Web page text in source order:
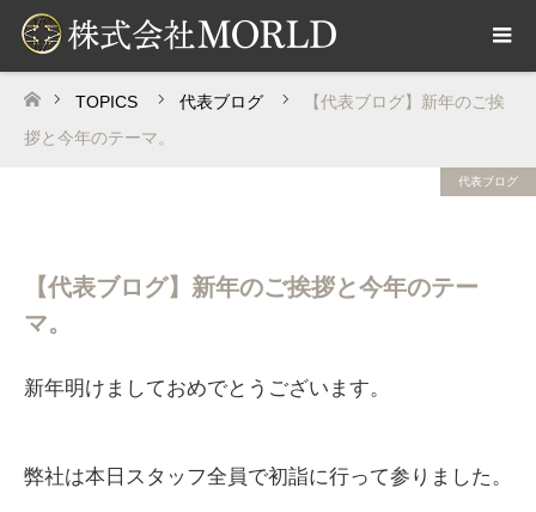
ホーム
TOPICS 代表ブログ
【代表ブログ】新年のご挨
拶と今年のテーマ。
代表ブログ
【代表ブログ】新年のご挨拶と今年のテー
マ。
新年明けましておめでとうございます。
弊社は本日スタッフ全員で初詣に行って参りました。